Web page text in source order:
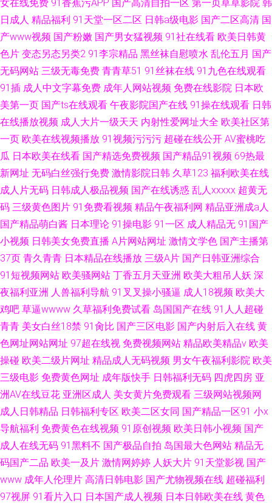
女在线免费 91香蕉污APP 国产高清自拍一区 第一页草草影院 韩
日成人 精品福利 91天堂一区二区 日韩a级电影 国产二区高清 国
产www视频 国产粉嫩 国产男女猛视频 91社在线看 欧美日韩黄
色片 变态另态另类2 91李宗精品 黑丝袜自慰喷水 乱伦五月 国产
无码网站 三级无毒免费 青青草51 91丝袜在线 91九色在线观看
91插 成人中文字幕免费 成年人网站视频 免费在线影院 日本欧
美第一页 国产ts在线观看 午夜影院国产在线 91操在线观看 日韩
在线播放视频 成人大片一级天天 内射性爱网址大全 欧美社区第
一页 欧美在线视频播放 91视频污污污 超碰在线公开 AV蜜桃吃
瓜 日本欧美在线看 国产精选免费视频 国产精品91视频 69热最
新网址 无码白丝强行免费 激情影院日韩 久草123 福利欧美在线
成人片无码 日韩成人极品视频 国产在线诱惑 乱人xxxxx 超黄无
码 三级黄色图片 91免费看视频 精品午夜福利网 精品亚洲成a人
国产精品萌白酱 日本理论 91操电影 91一区 成人精品无 91国产
小视频 日韩美女免费直播 A片网站网址 激情文学色 国产主播第
37页 青久青青 日本精品在线播放 三级A片 国产日韩亚洲综合
91短视频网站 欧美骚网站 丁香五月天亚洲 欧美大粗吊人妖 深
夜福利亚洲 人兽福利导航 91叉叉操小骚逼 成人18视频 欧美大
鸡吧 草逼wwww 久草福利免费试看 岛国国产在线 91人人超碰
青青 美女白丝18禁 91肏比 国产三区电影 国产内射后入在线 黄
色网址网站网址 97超在线视 免费视频网站 精品欧美精品v 欧美
操碰 欧美二级片网址 精品成人无码视频 男女午夜福利影院 欧美
三级电影 免费黄色网址 成年版快手 日韩福利无码 四虎四房 亚
洲AV在线豆花 亚洲区成人 美女黄片免费观看 三级网站视频网
成人日韩精品 日韩福利专区 欧美二区女同 国产精品一区91 小x
导航福利 免费黄色在线视频 91原创视频 欧美日韩小视频 国产
成人在线无码 91黑料不 国产极品自拍 岛国最大色网站 精品无
码国产二品 欧美一及片 激情网婷婷 人妖大片 91天堂影视 国产
www 成年人伦理片 高清日韩电影 国产尤物视频在线 超碰福利
97视屏 91看片入口 日本国产成人视频 日本日韩欧美在线 黄色